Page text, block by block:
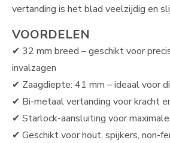
vertanding is het blad veelzijdig en
VOORDELEN
✔ 32 mm breed – geschikt voor
invalzagen
✔ Zaagdiepte: 41 mm – ideaal voor
✔ Bi-metaal vertanding voor kracht
✔ Starlock-aansluiting voor
✔ Geschikt voor hout, spijkers, non-